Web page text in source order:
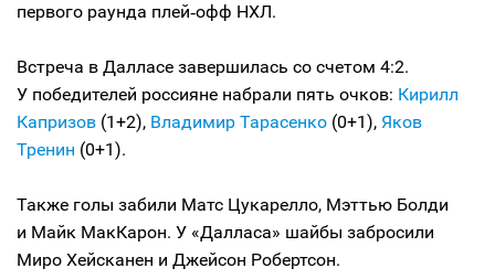
первого раунда плей‑офф НХЛ.
Встреча в Далласе завершилась со счетом 4:2.
У победителей россияне набрали пять очков: Кирилл
Капризов (1+2), Владимир Тарасенко (0+1), Яков
Тренин (0+1).
Также голы забили Матс Цукарелло, Мэттью Болди
и Майк МакКарон. У «Далласа» шайбы забросили
Миро Хейсканен и Джейсон Робертсон.